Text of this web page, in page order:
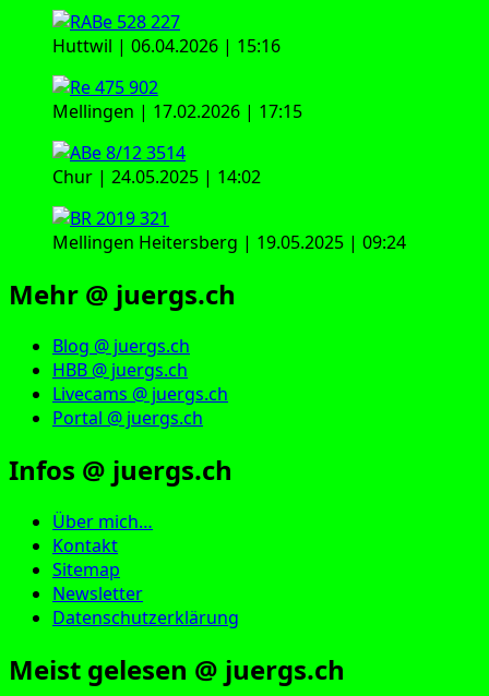
Huttwil | 06.04.2026 | 15:16
Mellingen | 17.02.2026 | 17:15
Chur | 24.05.2025 | 14:02
Mellingen Heitersberg | 19.05.2025 | 09:24
Mehr @ juergs.ch
Blog @ juergs.ch
HBB @ juergs.ch
Livecams @ juergs.ch
Portal @ juergs.ch
Infos @ juergs.ch
Über mich…
Kontakt
Sitemap
Newsletter
Datenschutzerklärung
Meist gelesen @ juergs.ch